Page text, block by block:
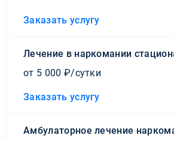
Заказать услугу
Лечение в наркомании
от 5 000 ₽/сутки
Заказать услугу
Амбулаторное лечение